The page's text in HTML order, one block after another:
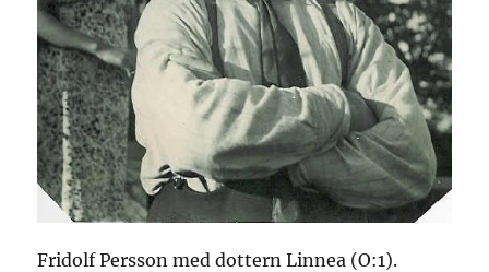
Fridolf Persson med dottern Linnea (O:1).